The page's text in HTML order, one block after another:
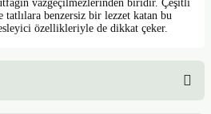
vazgeçilmezlerinden biridir. Çeşitli
benzersiz bir lezzet katan bu
özellikleriyle de dikkat çeker.